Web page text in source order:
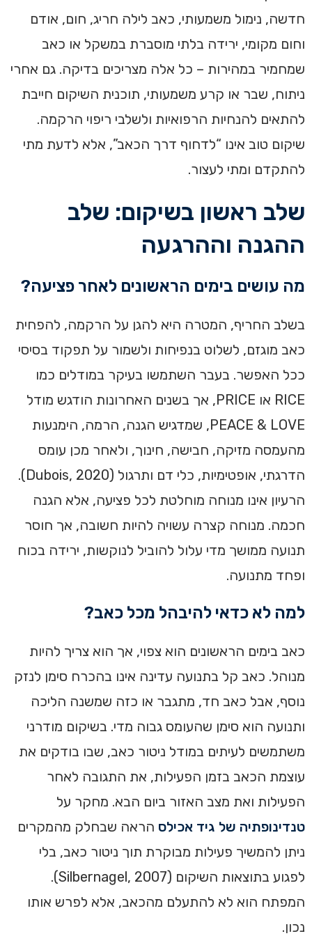
חדשה, נימול משמעותי, כאב לילה חריג, חום, אודם
וחום מקומי, ירידה בלתי מוסברת במשקל או כאב
שמחמיר במהירות – כל אלה מצריכים בדיקה. גם אחרי
ניתוח, שבר או קרע משמעותי, תוכנית השיקום חייבת
להתאים להנחיות הרפואיות ולשלבי ריפוי הרקמה.
שיקום טוב אינו “לדחוף דרך הכאב”, אלא לדעת מתי
להתקדם ומתי לעצור.
שלב ראשון בשיקום: שלב
ההגנה וההרגעה
מה עושים בימים הראשונים לאחר פציעה?
בשלב החריף, המטרה היא להגן על הרקמה, להפחית
כאב מוגזם, לשלוט בנפיחות ולשמור על תפקוד בסיסי
ככל האפשר. בעבר השתמשו בעיקר במודלים כמו
RICE או PRICE, אך בשנים האחרונות הודגש מודל
PEACE & LOVE, שמדגיש הגנה, הרמה, הימנעות
מהעמסה מזיקה, חבישה, חינוך, ולאחר מכן עומס
הדרגתי, אופטימיות, כלי דם ותרגול (Dubois, 2020).
הרעיון אינו מנוחה מוחלטת לכל פציעה, אלא הגנה
חכמה. מנוחה קצרה עשויה להיות חשובה, אך חוסר
תנועה ממושך מדי עלול להוביל לנוקשות, ירידה בכוח
ופחד מתנועה.
למה לא כדאי להיבהל מכל כאב?
כאב בימים הראשונים הוא צפוי, אך הוא צריך להיות
מנוהל. כאב קל בתנועה עדינה אינו בהכרח סימן לנזק
נוסף, אבל כאב חד, מתגבר או כזה שמשנה הליכה
ותנועה הוא סימן שהעומס גבוה מדי. בשיקום מודרני
משתמשים לעיתים במודל ניטור כאב, שבו בודקים את
עוצמת הכאב בזמן הפעילות, את התגובה לאחר
הפעילות ואת מצב האזור ביום הבא. מחקר על
טנדינופתיה של גיד אכילס הראה שבחלק מהמקרים
ניתן להמשיך פעילות מבוקרת תוך ניטור כאב, בלי
לפגוע בתוצאות השיקום (Silbernagel, 2007).
המפתח הוא לא להתעלם מהכאב, אלא לפרש אותו
נכון.